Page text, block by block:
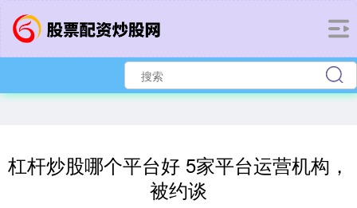
杠杆炒股哪个平台好 5家平台运营机构，
被约谈